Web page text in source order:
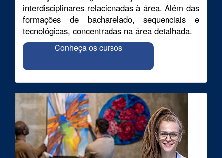
interdisciplinares relacionadas à área. Além das
formações de bacharelado, sequenciais e
tecnológicas, concentradas na área detalhada.
Conheça os cursos